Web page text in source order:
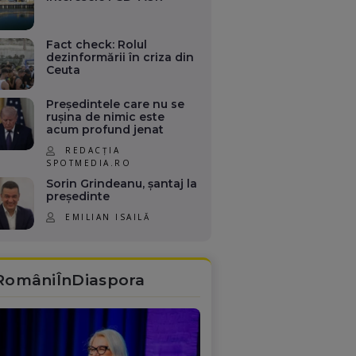
Fact check: Rolul
dezinformării în criza din
Ceuta
Președintele care nu se
rușina de nimic este
acum profund jenat
REDACȚIA
SPOTMEDIA.RO
Sorin Grindeanu, șantaj la
președinte
EMILIAN ISAILĂ